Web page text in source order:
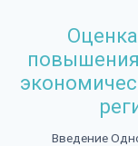
Введение